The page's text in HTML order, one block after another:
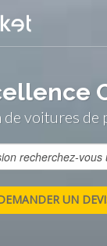
de voitures de